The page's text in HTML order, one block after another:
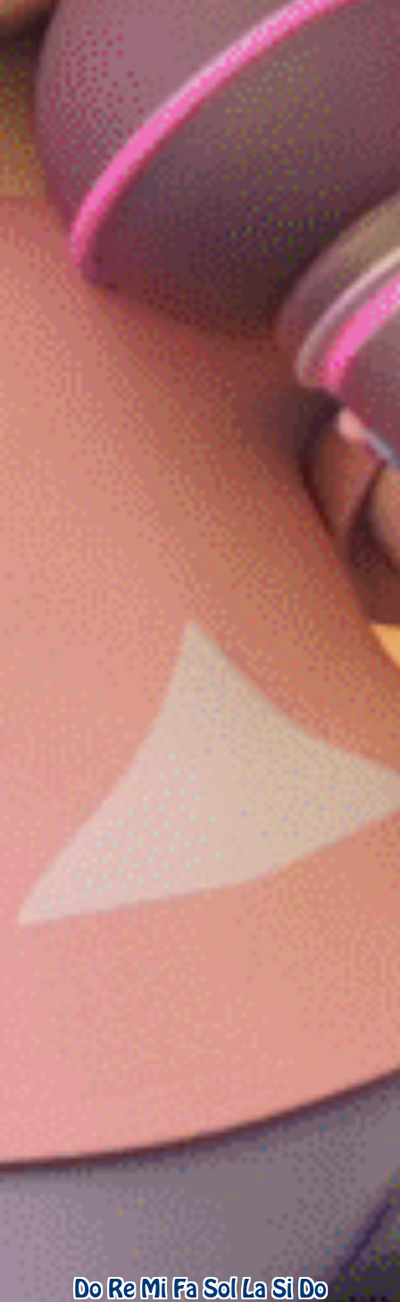
Do Re Mi Fa Sol La Si Do